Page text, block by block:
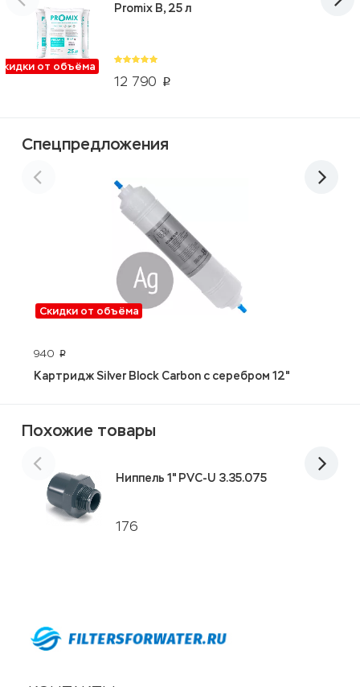
от объёма
12 790 p
Promix B, 25 л
Спецпредложения
Скидки от объёма
940 p
Картридж Silver Block Carbon с серебром 12"
Похожие товары
176
Ниппель 1" PVC-U 3.35.075